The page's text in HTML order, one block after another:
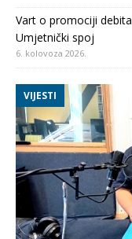
Vart o promociji
Umjetnički spoj
6. kolovoza 2026.
VIJESTI